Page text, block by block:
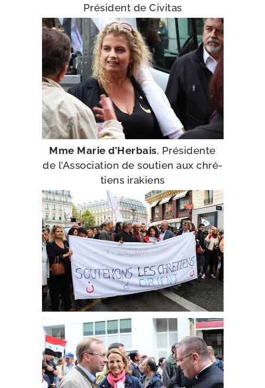
Président de Civitas
Mme Marie d’Herbais, Présidente
de l’Association de sou­tien aux chré­
tiens irakiens